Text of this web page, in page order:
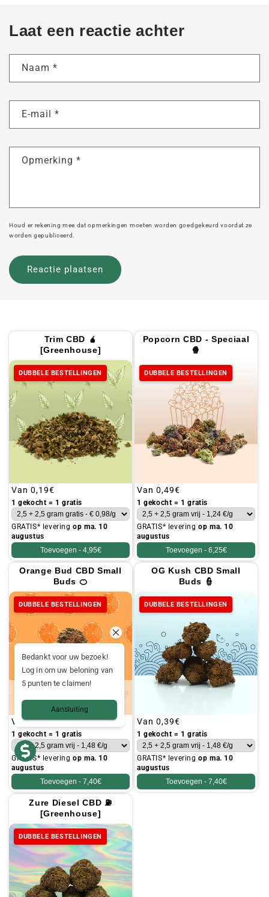
Laat een reactie achter
Naam *
E-mail *
Opmerking *
Houd er rekening mee dat opmerkingen moeten worden goedgekeurd voordat ze
worden gepubliceerd.
Trim CBD 🧉
[Greenhouse]
DUBBELE BESTELLINGEN
Gebruikelijke
prijs
Van 0,19€
1 gekocht = 1 gratis
GRATIS* leveringop ma. 10
augustus
Toevoegen - 4,95€
Popcorn CBD - Speciaal
🍿
DUBBELE BESTELLINGEN
Gebruikelijke
prijs
Van 0,49€
1 gekocht = 1 gratis
GRATIS* leveringop ma. 10
augustus
Toevoegen - 6,25€
Orange Bud CBD Small
Buds 🍊
DUBBELE BESTELLINGEN
Gebruikelijke
prijs
Van0,39€
1 gekocht = 1 gratis
GRATIS* leveringop ma. 10
augustus
Toevoegen - 7,40€
OG Kush CBD Small
Buds 👮
DUBBELE BESTELLINGEN
Gebruikelijke
prijs
Van 0,39€
1 gekocht = 1 gratis
GRATIS* leveringop ma. 10
augustus
Toevoegen - 7,40€
Zure Diesel CBD ⛽
[Greenhouse]
DUBBELE BESTELLINGEN
Bedankt voor uw bezoek!
Log in om uw beloning van
5 punten te claimen!
Aansluiting